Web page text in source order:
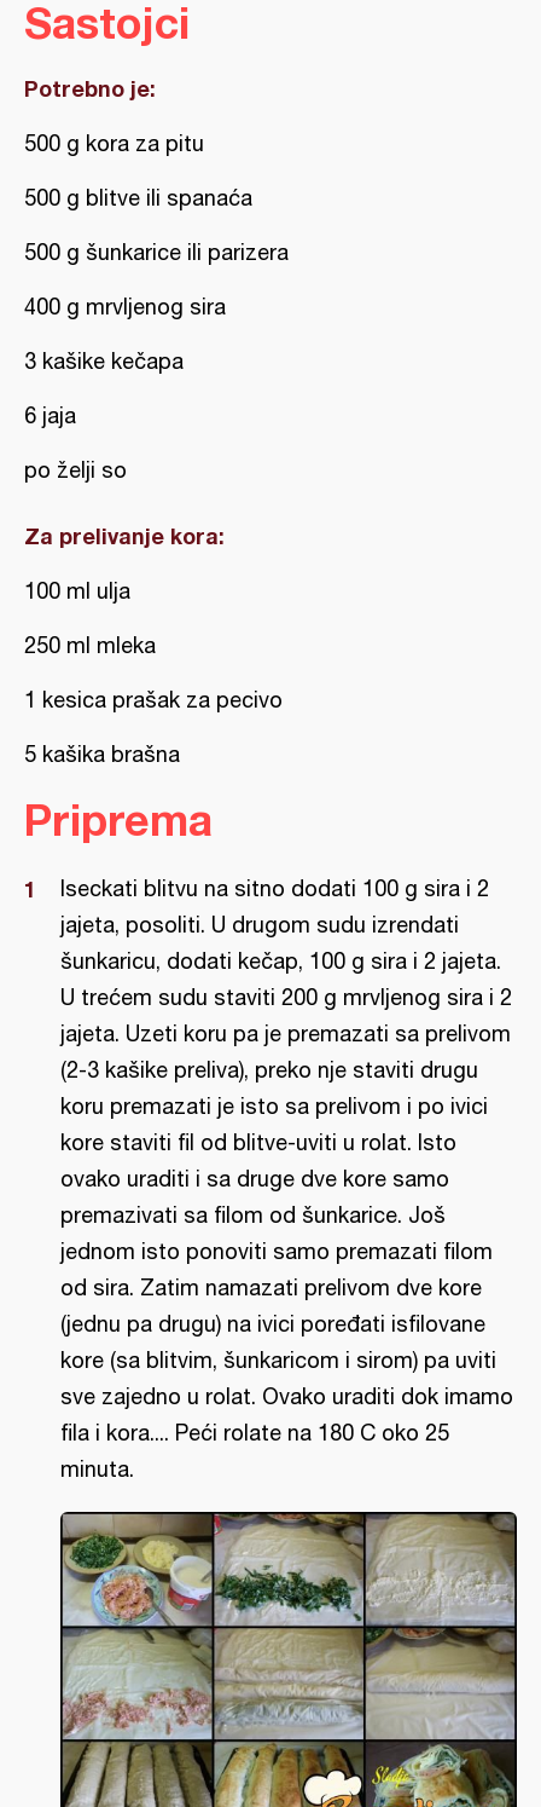
Sastojci
Potrebno je:
500 g kora za pitu
500 g blitve ili spanaća
500 g šunkarice ili parizera
400 g mrvljenog sira
3 kašike kečapa
6 jaja
po želji so
Za prelivanje kora:
100 ml ulja
250 ml mleka
1 kesica prašak za pecivo
5 kašika brašna
Priprema
Iseckati blitvu na sitno dodati 100 g sira i 2
jajeta, posoliti. U drugom sudu izrendati
šunkaricu, dodati kečap, 100 g sira i 2 jajeta.
U trećem sudu staviti 200 g mrvljenog sira i 2
jajeta. Uzeti koru pa je premazati sa prelivom
(2-3 kašike preliva), preko nje staviti drugu
koru premazati je isto sa prelivom i po ivici
kore staviti fil od blitve-uviti u rolat. Isto
ovako uraditi i sa druge dve kore samo
premazivati sa filom od šunkarice. Još
jednom isto ponoviti samo premazati filom
od sira. Zatim namazati prelivom dve kore
(jednu pa drugu) na ivici poređati isfilovane
kore (sa blitvim, šunkaricom i sirom) pa uviti
sve zajedno u rolat. Ovako uraditi dok imamo
fila i kora.... Peći rolate na 180 C oko 25
minuta.